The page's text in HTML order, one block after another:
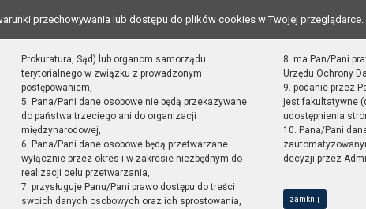
przechowywania lub dostępu do plików cookies w Twojej przeglądarce.
Prokuratura, Sąd) lub organom samorządu
terytorialnego w związku z prowadzonym
postępowaniem,
5. Pana/Pani dane osobowe nie będą przekazywane
do państwa trzeciego ani do organizacji
międzynarodowej,
6. Pana/Pani dane osobowe będą przetwarzane
wyłącznie przez okres i w zakresie niezbędnym do
realizacji celu przetwarzania,
7. przysługuje Panu/Pani prawo dostępu do treści
swoich danych osobowych oraz ich sprostowania,
8. ma Pan/Pani
Urzędu Ochrony
9. podanie przez
jest fakultatywne
udostępnienia
10. Pana/Pani
decyzji przez
zamknij